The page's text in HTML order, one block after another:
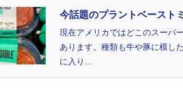
今話題のプラントベースト
現在アメリカではどこのスーパ
あります。種類も牛や豚に模し
に入り…